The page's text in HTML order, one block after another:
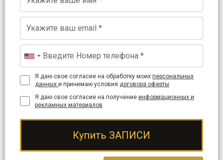
Я даю свое согласие на обработку моих персональных
данных и принимаю условия договора оферты
Я даю свое согласие на получение информационных и
рекламных материалов
Купить ЗАПИСИ